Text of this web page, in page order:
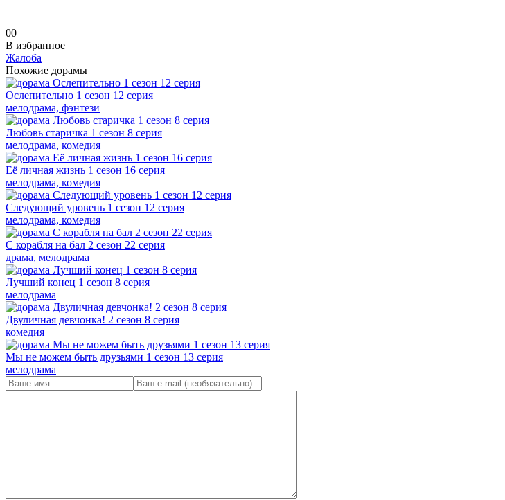
00
В избранное
Жалоба
Похожие дорамы
Ослепительно 1 сезон 12 серия
мелодрама, фэнтези
Любовь старичка 1 сезон 8 серия
мелодрама, комедия
Её личная жизнь 1 сезон 16 серия
мелодрама, комедия
Следующий уровень 1 сезон 12 серия
мелодрама, комедия
С корабля на бал 2 сезон 22 серия
драма, мелодрама
Лучший конец 1 сезон 8 серия
мелодрама
Двуличная девчонка! 2 сезон 8 серия
комедия
Мы не можем быть друзьями 1 сезон 13 серия
мелодрама